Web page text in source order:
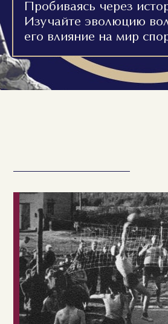
Пробиваясь через
Изучайте эволюцию
его влияние на мир